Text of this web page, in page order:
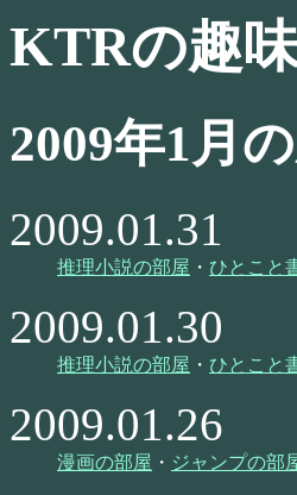
KTRの趣
2009年1月
2009.01.31
推理小説の部屋 ・ ひとこと
2009.01.30
推理小説の部屋 ・ ひとこと
2009.01.26
漫画の部屋 ・ ジャンプの部